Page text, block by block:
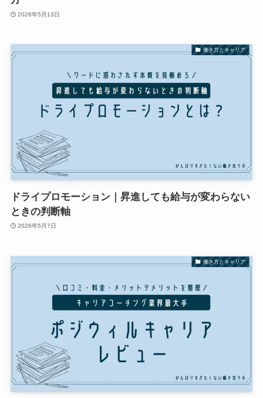
2026年5月13日
働き方とキャリア
ドライプロモーション｜昇進しても給与が変わらない
ときの判断軸
2026年5月7日
働き方とキャリア